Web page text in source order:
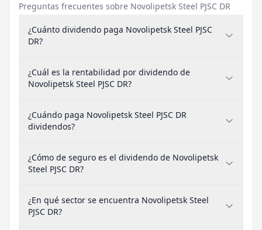
Preguntas frecuentes sobre Novolipetsk Steel PJSC DR
¿Cuánto dividendo paga Novolipetsk Steel PJSC
DR?
¿Cuál es la rentabilidad por dividendo de
Novolipetsk Steel PJSC DR?
¿Cuándo paga Novolipetsk Steel PJSC DR
dividendos?
¿Cómo de seguro es el dividendo de Novolipetsk
Steel PJSC DR?
¿En qué sector se encuentra Novolipetsk Steel
PJSC DR?